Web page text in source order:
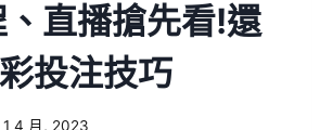
直播搶先看!還
投注技巧
1 4 月, 2023